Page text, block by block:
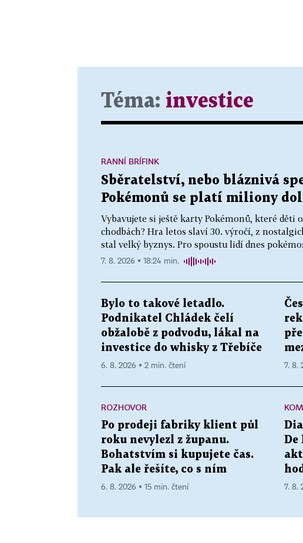
Téma: investice
Sběratelství, nebo bláznivá
Pokémonů se platí miliony
Vybavujete si ještě karty Pokémonů, které děti
chodbách? Hra letos slaví 30. výročí, z
stal velký byznys. Pro spoustu lidí dnes
RANNÍ BRÍFINK
7. 8. 2026 ▪ 18:24 min.
Bylo to takové letadlo.
Podnikatel Chládek čelí
obžalobě z podvodu, lákal na
investice do whisky z Třebíče
6. 8. 2026 ▪ 2 min. čtení 7. 8.
ROZHOVOR
Po prodeji fabriky klient půl
roku nevylezl z županu.
Bohatstvím si kupujete čas.
Pak ale řešíte, co s ním
6. 8. 2026 ▪ 15 min. čtení
De
7. 8.